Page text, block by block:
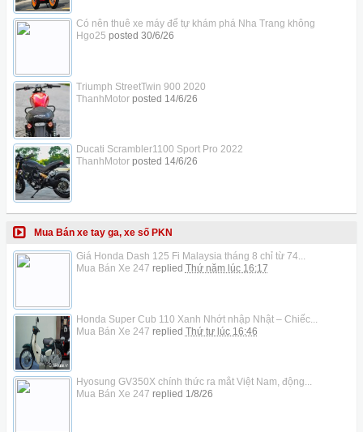
Có nên thuê xe máy để tự khám phá Nha Trang không
Hgo25 posted 30/6/26
Triumph StreetTwin 900 2020
ThanhMotorposted 14/6/26
Ducati Scrambler1100 Sport Pro 2022
ThanhMotorposted 14/6/26
Mua Bán xe tay ga, xe số PKN
Giá Honda Dash 125 Fi Malaysia tháng 8 chỉ từ 74...
Mua Bán Xe 247 replied Thứ năm lúc 16:17
Honda Super Cub 110 Xanh Nhớt nhập Nhật – Chiếc...
Mua Bán Xe 247 replied Thứ tư lúc 16:46
Hyosung GV350X chính thức ra mắt Việt Nam, động...
Mua Bán Xe 247 replied 1/8/26